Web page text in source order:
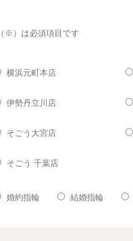
（※）は必須項目です
横浜元町本店
伊勢丹立川店
そごう大宮店
そごう 千葉店
婚約指輪 結婚指輪